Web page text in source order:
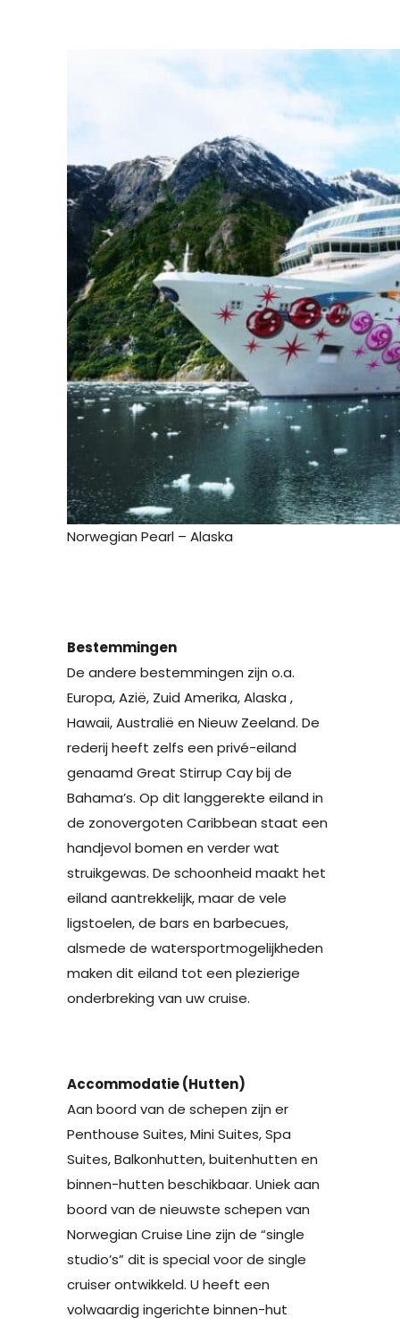
Norwegian Pearl – Alaska
Bestemmingen
De andere bestemmingen zijn o.a.
Europa, Azië, Zuid Amerika, Alaska ,
Hawaii, Australië en Nieuw Zeeland. De
rederij heeft zelfs een privé-eiland
genaamd Great Stirrup Cay bij de
Bahama’s. Op dit langgerekte eiland in
de zonovergoten Caribbean staat een
handjevol bomen en verder wat
struikgewas. De schoonheid maakt het
eiland aantrekkelijk, maar de vele
ligstoelen, de bars en barbecues,
alsmede de watersportmogelijkheden
maken dit eiland tot een plezierige
onderbreking van uw cruise.
Accommodatie (Hutten)
Aan boord van de schepen zijn er
Penthouse Suites, Mini Suites, Spa
Suites, Balkonhutten, buitenhutten en
binnen-hutten beschikbaar. Uniek aan
boord van de nieuwste schepen van
Norwegian Cruise Line zijn de “single
studio’s” dit is special voor de single
cruiser ontwikkeld. U heeft een
volwaardig ingerichte binnen-hut